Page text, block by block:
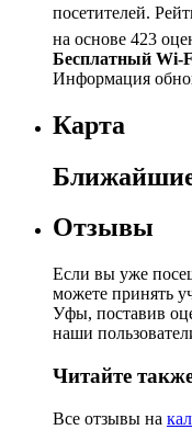
посетителей.
на основе 423
Бесплатный Wi-
Информация
Карта
Отзывы
Если вы уже
можете принять
Уфы, поставив
наши
Читайте
Все отзывы на